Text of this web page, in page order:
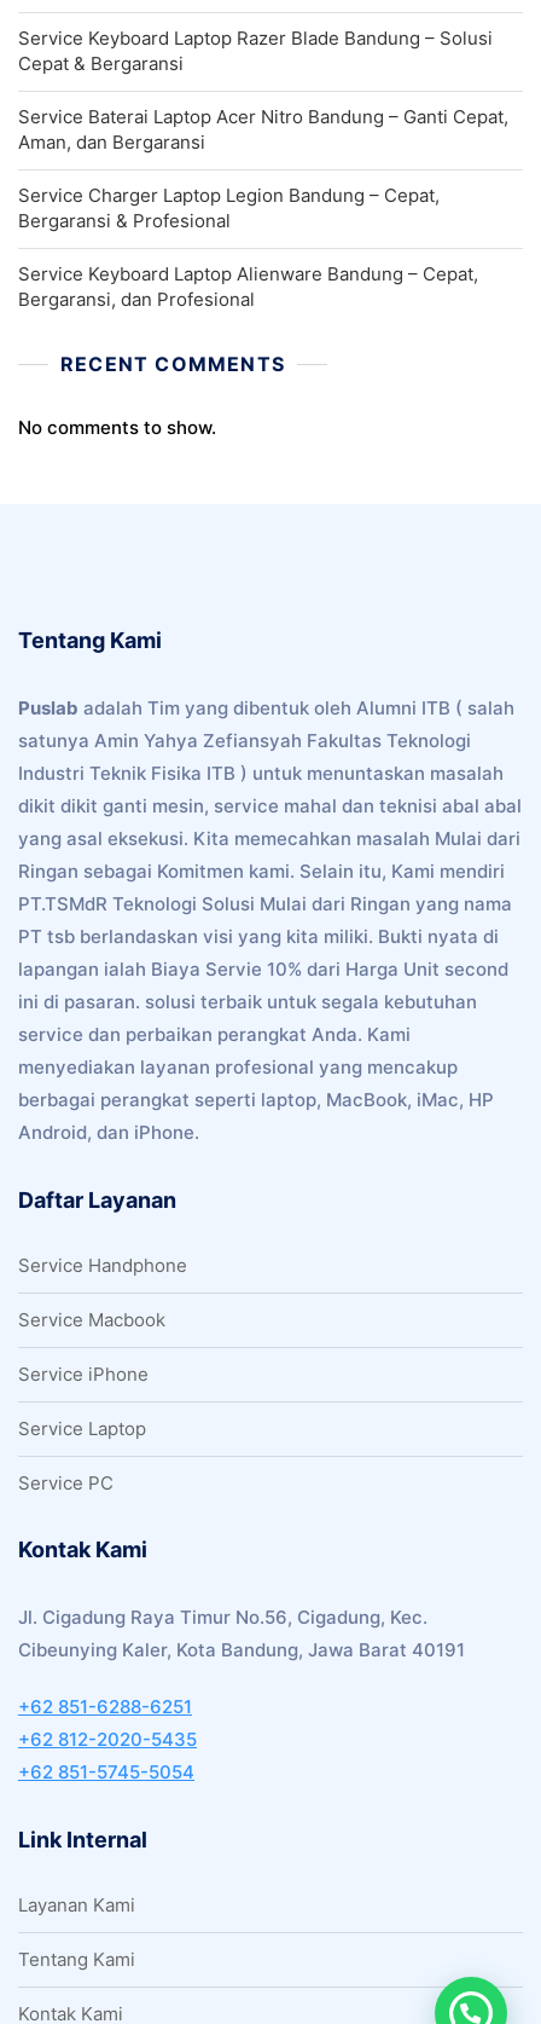
Service Keyboard Laptop Razer Blade Bandung – Solusi
Cepat & Bergaransi
Service Baterai Laptop Acer Nitro Bandung – Ganti Cepat,
Aman, dan Bergaransi
Service Charger Laptop Legion Bandung – Cepat,
Bergaransi & Profesional
Service Keyboard Laptop Alienware Bandung – Cepat,
Bergaransi, dan Profesional
RECENT COMMENTS
No comments to show.
Tentang Kami
Puslab adalah Tim yang dibentuk oleh Alumni ITB ( salah
satunya Amin Yahya Zefiansyah Fakultas Teknologi
Industri Teknik Fisika ITB ) untuk menuntaskan masalah
dikit dikit ganti mesin, service mahal dan teknisi abal abal
yang asal eksekusi. Kita memecahkan masalah Mulai dari
Ringan sebagai Komitmen kami. Selain itu, Kami mendiri
PT.TSMdR Teknologi Solusi Mulai dari Ringan yang nama
PT tsb berlandaskan visi yang kita miliki. Bukti nyata di
lapangan ialah Biaya Servie 10% dari Harga Unit second
ini di pasaran. solusi terbaik untuk segala kebutuhan
service dan perbaikan perangkat Anda. Kami
menyediakan layanan profesional yang mencakup
berbagai perangkat seperti laptop, MacBook, iMac, HP
Android, dan iPhone.
Daftar Layanan
Service Handphone
Service Macbook
Service iPhone
Service Laptop
Service PC
Kontak Kami
Jl. Cigadung Raya Timur No.56, Cigadung, Kec.
Cibeunying Kaler, Kota Bandung, Jawa Barat 40191
+62 851-6288-6251
+62 812-2020-5435
+62 851-5745-5054
Link Internal
Layanan Kami
Tentang Kami
Kontak Kami